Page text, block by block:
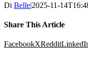
Di Belle|2025-11-
Share This Article
FacebookXReddit